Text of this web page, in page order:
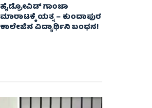
ಹೈಡ್ರೋವಿಡ್ ಗಾಂಜಾ
ಮಾರಾಟಕ್ಕೆ ಯತ್ನ – ಕುಂದಾಪುರ
ಕಾಲೇಜಿನ ವಿದ್ಯಾರ್ಥಿನಿ ಬಂಧನ!